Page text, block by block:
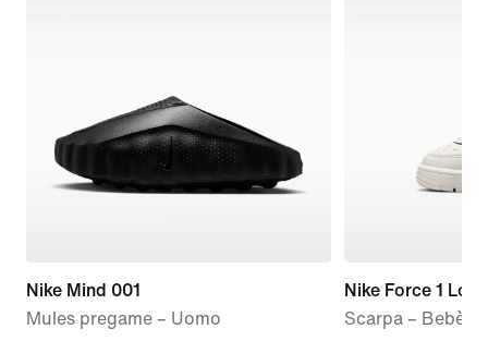
Nike Mind 001
Mules pregame – Uomo
Nike Force 1 Low
Scarpa – Bebè e